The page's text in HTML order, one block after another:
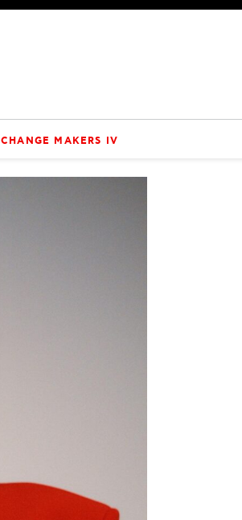
CHANGE MAKERS IV